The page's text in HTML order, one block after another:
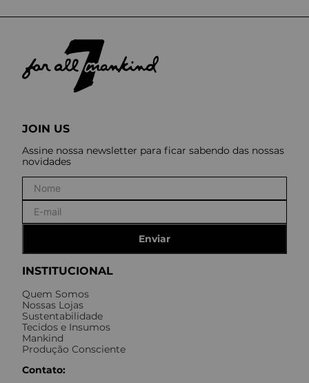
INSTITUCIONAL
Quem Somos
Nossas Lojas
Sustentabilidade
Tecidos e Insumos
Mankind
Produção Consciente
Contato:
JOIN US
Assine nossa newsletter para ficar sabendo das nossas
novidades
Enviar